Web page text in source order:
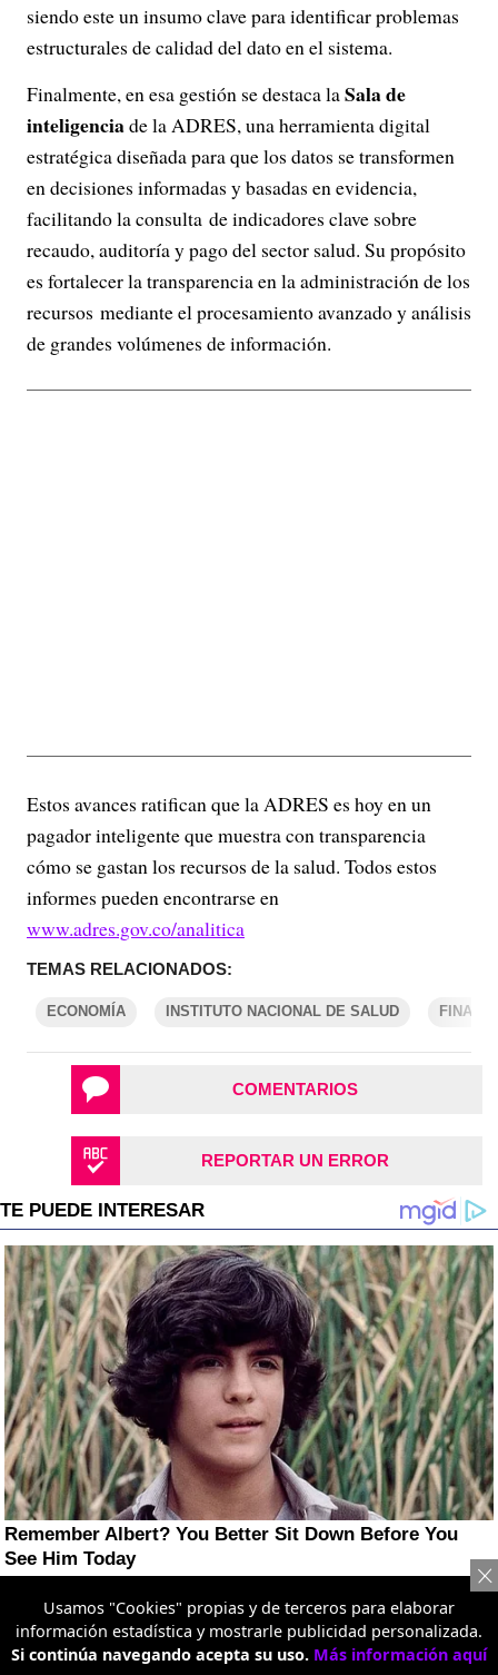
siendo este un insumo clave para identificar problemas
estructurales de calidad del dato en el sistema.
Finalmente, en esa gestión se destaca laSala de
inteligenciade la ADRES, una herramienta digital
estratégica diseñada para que los datos se transformen
en decisiones informadas y basadas en evidencia,
facilitando la consulta de indicadores clave sobre
recaudo, auditoría y pago del sector salud. Su propósito
es fortalecer la transparencia en la administración de los
recursos mediante el procesamiento avanzado y análisis
de grandes volúmenes de información.
Estos avances ratifican que la ADRES es hoy en un
pagador inteligente que muestra con transparencia
cómo se gastan los recursos de la salud. Todos estos
informes pueden encontrarse en
www.adres.gov.co/analitica
TEMAS RELACIONADOS:
ECONOMÍA INSTITUTO NACIONAL DE SALUD
COMENTARIOS
REPORTAR UN ERROR
Usamos "Cookies" propias y de terceros para elaborar
información estadística y mostrarle publicidad personalizada.
Si continúa navegando acepta su uso. Más información aquí